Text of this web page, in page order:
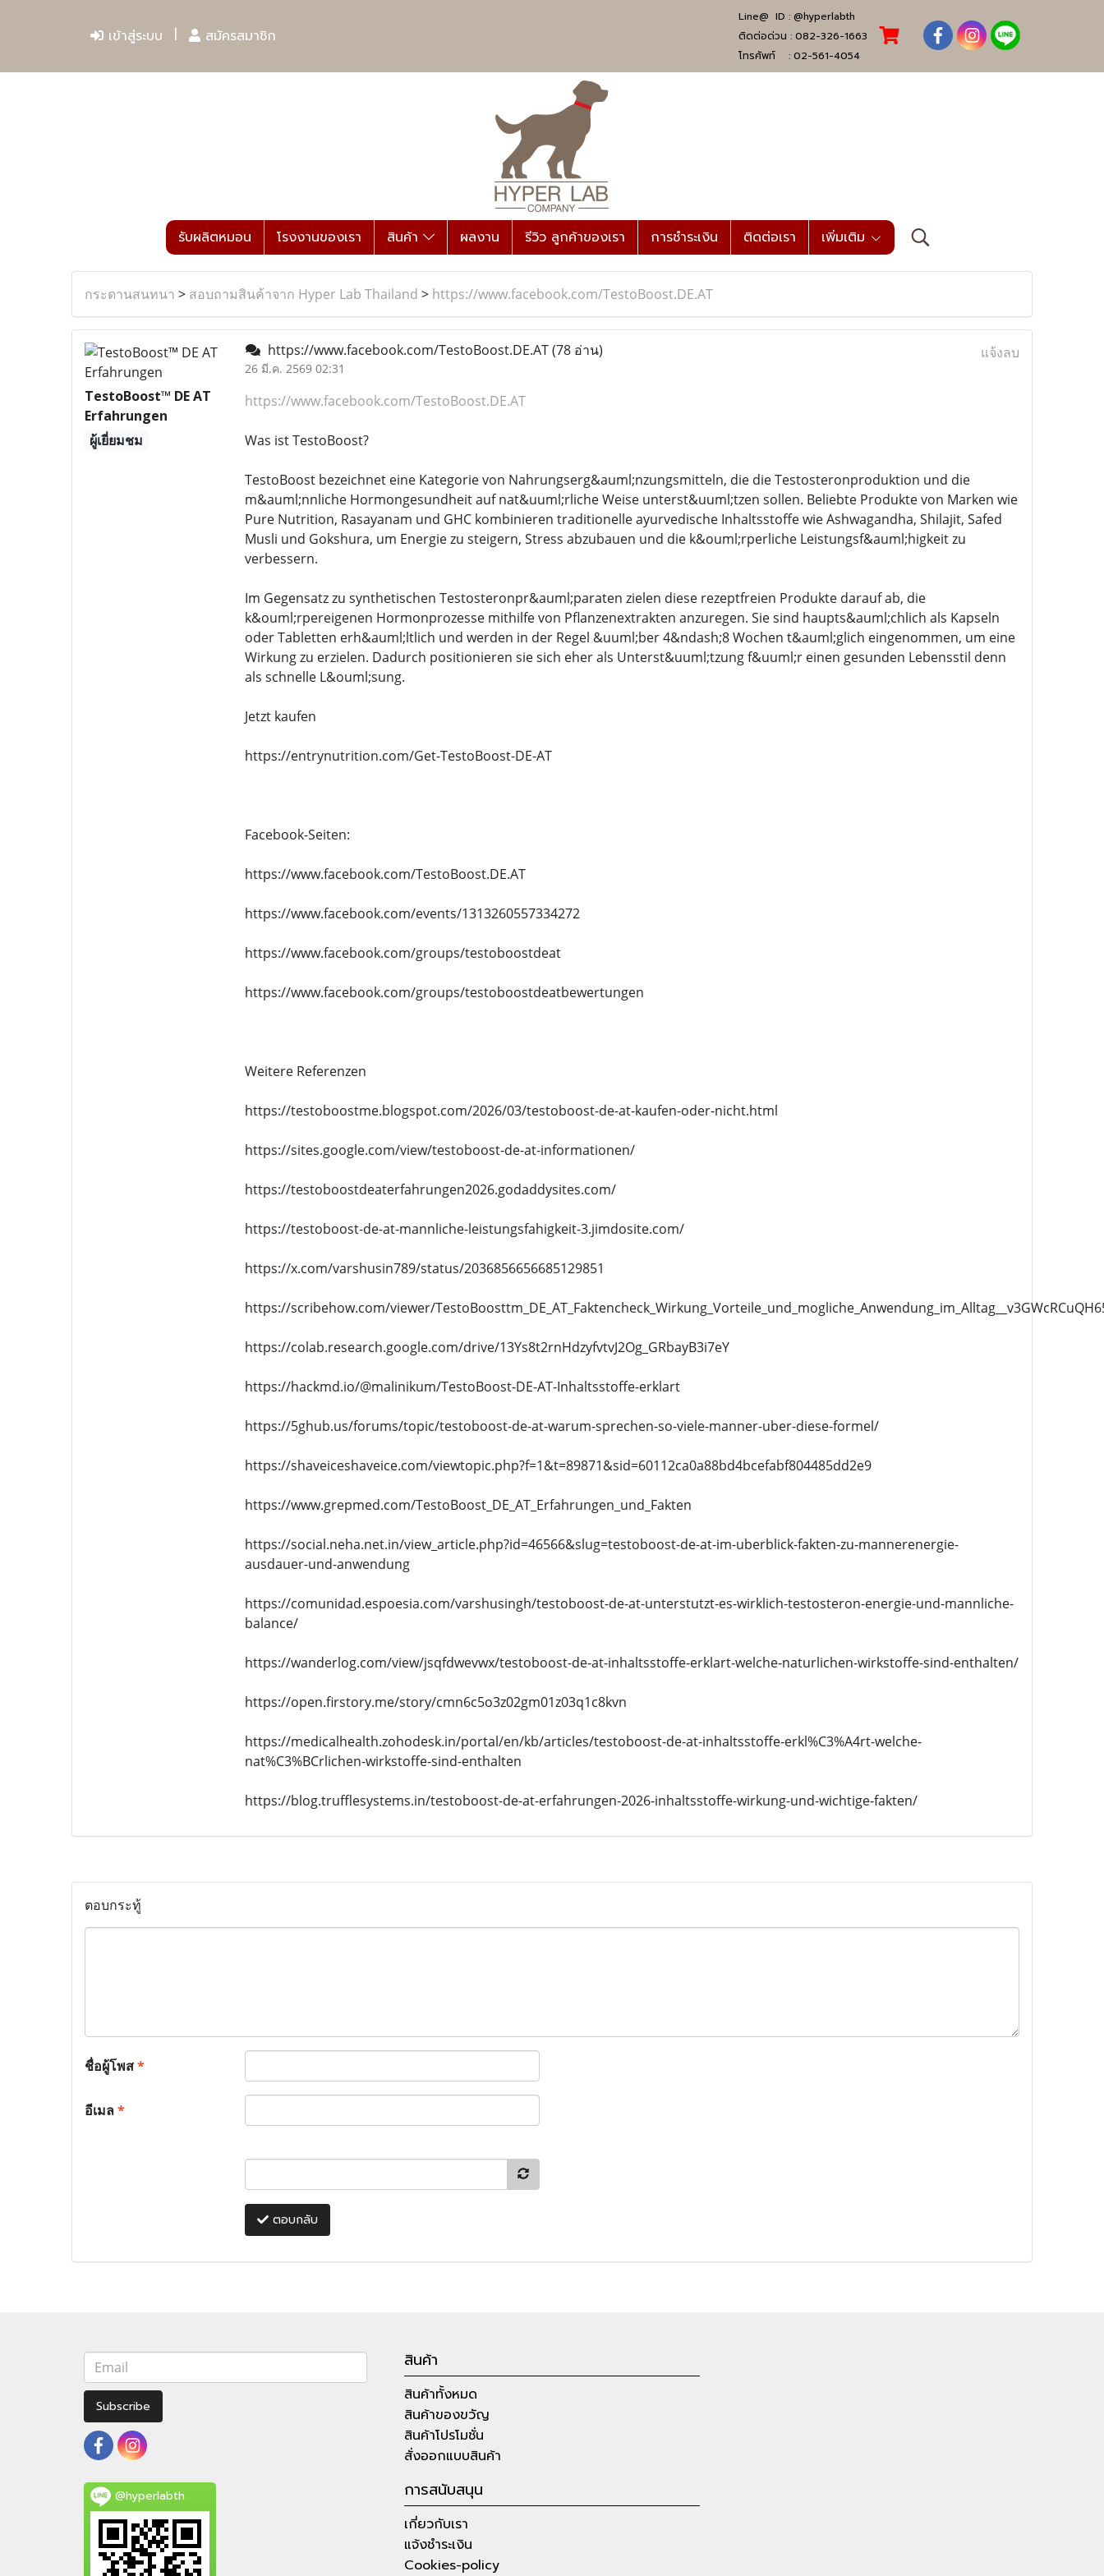
เข้าสู่ระบบ สมัครสมาชิก
Line@ ID : @hyperlabth
ติดต่อด่วน : 082-326-1663
โทรศัพท์ : 02-561-4054
รับผลิตหมอน โรงงานของเรา สินค้า ผลงาน รีวิว ลูกค้าของเรา การชำระเงิน ติดต่อเรา เพิ่มเติม
กระดานสนทนา > สอบถามสินค้าจาก Hyper Lab Thailand > https://www.facebook.com/TestoBoost.DE.AT
TestoBoost™ DE AT
Erfahrungen
ผู้เยี่ยมชม
https://www.facebook.com/TestoBoost.DE.AT(78 อ่าน)
26 มี.ค. 2569 02:31
แจ้งลบ
https://www.facebook.com/TestoBoost.DE.AT
Was ist TestoBoost?
TestoBoost bezeichnet eine Kategorie von Nahrungserg&auml;nzungsmitteln, die die Testosteronproduktion und die
m&auml;nnliche Hormongesundheit auf nat&uuml;rliche Weise unterst&uuml;tzen sollen. Beliebte Produkte von Marken wie
Pure Nutrition, Rasayanam und GHC kombinieren traditionelle ayurvedische Inhaltsstoffe wie Ashwagandha, Shilajit, Safed
Musli und Gokshura, um Energie zu steigern, Stress abzubauen und die k&ouml;rperliche Leistungsf&auml;higkeit zu
verbessern.
Im Gegensatz zu synthetischen Testosteronpr&auml;paraten zielen diese rezeptfreien Produkte darauf ab, die
k&ouml;rpereigenen Hormonprozesse mithilfe von Pflanzenextrakten anzuregen. Sie sind haupts&auml;chlich als Kapseln
oder Tabletten erh&auml;ltlich und werden in der Regel &uuml;ber 4&ndash;8 Wochen t&auml;glich eingenommen, um eine
Wirkung zu erzielen. Dadurch positionieren sie sich eher als Unterst&uuml;tzung f&uuml;r einen gesunden Lebensstil denn
als schnelle L&ouml;sung.
Jetzt kaufen
https://entrynutrition.com/Get-TestoBoost-DE-AT
Facebook-Seiten:
https://www.facebook.com/TestoBoost.DE.AT
https://www.facebook.com/events/1313260557334272
https://www.facebook.com/groups/testoboostdeat
https://www.facebook.com/groups/testoboostdeatbewertungen
Weitere Referenzen
https://testoboostme.blogspot.com/2026/03/testoboost-de-at-kaufen-oder-nicht.html
https://sites.google.com/view/testoboost-de-at-informationen/
https://testoboostdeaterfahrungen2026.godaddysites.com/
https://testoboost-de-at-mannliche-leistungsfahigkeit-3.jimdosite.com/
https://x.com/varshusin789/status/2036856656685129851
https://scribehow.com/viewer/
https://colab.research.google.com/drive/13Ys8t2rnHdzyfvtvJ2Og_GRbayB3i7eY
https://hackmd.io/@malinikum/TestoBoost-DE-AT-Inhaltsstoffe-erklart
https://5ghub.us/forums/topic/testoboost-de-at-warum-sprechen-so-viele-manner-uber-diese-formel/
https://shaveiceshaveice.com/viewtopic.php?f=1&t=89871&sid=60112ca0a88bd4bcefabf804485dd2e9
https://www.grepmed.com/TestoBoost_DE_AT_Erfahrungen_und_Fakten
https://social.neha.net.in/view_article.php?id=46566&slug=testoboost-de-at-im-uberblick-fakten-zu-mannerenergie-
ausdauer-und-anwendung
https://comunidad.espoesia.com/varshusingh/testoboost-de-at-unterstutzt-es-wirklich-testosteron-energie-und-mannliche-
balance/
https://wanderlog.com/view/jsqfdwevwx/testoboost-de-at-inhaltsstoffe-erklart-welche-naturlichen-wirkstoffe-sind-enthalten/
https://open.firstory.me/story/cmn6c5o3z02gm01z03q1c8kvn
https://medicalhealth.zohodesk.in/portal/en/kb/articles/testoboost-de-at-inhaltsstoffe-erkl%C3%A4rt-welche-
nat%C3%BCrlichen-wirkstoffe-sind-enthalten
https://blog.trufflesystems.in/testoboost-de-at-erfahrungen-2026-inhaltsstoffe-wirkung-und-wichtige-fakten/
ตอบกระทู้
ชื่อผู้โพส*
อีเมล*
ตอบกลับ
Subscribe
@hyperlabth
สินค้า
สินค้าทั้งหมด
สินค้าของขวัญ
สินค้าโปรโมชั่น
สั่งออกแบบสินค้า
การสนับสนุน
เกี่ยวกับเรา
แจ้งชำระเงิน
Cookies-policy